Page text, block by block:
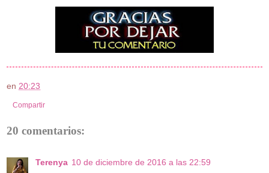
en 20:23
Compartir
20 comentarios:
Terenya 10 de diciembre de 2016 a las 22:59